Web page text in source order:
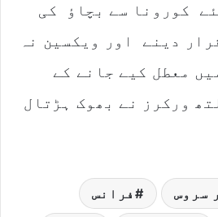
کورونا سے بچاؤ کی
دینے اور ویکسین نہ
معطل کیے جانے کے
ورکرز نے بھوک ہڑتال
سروس فرانس